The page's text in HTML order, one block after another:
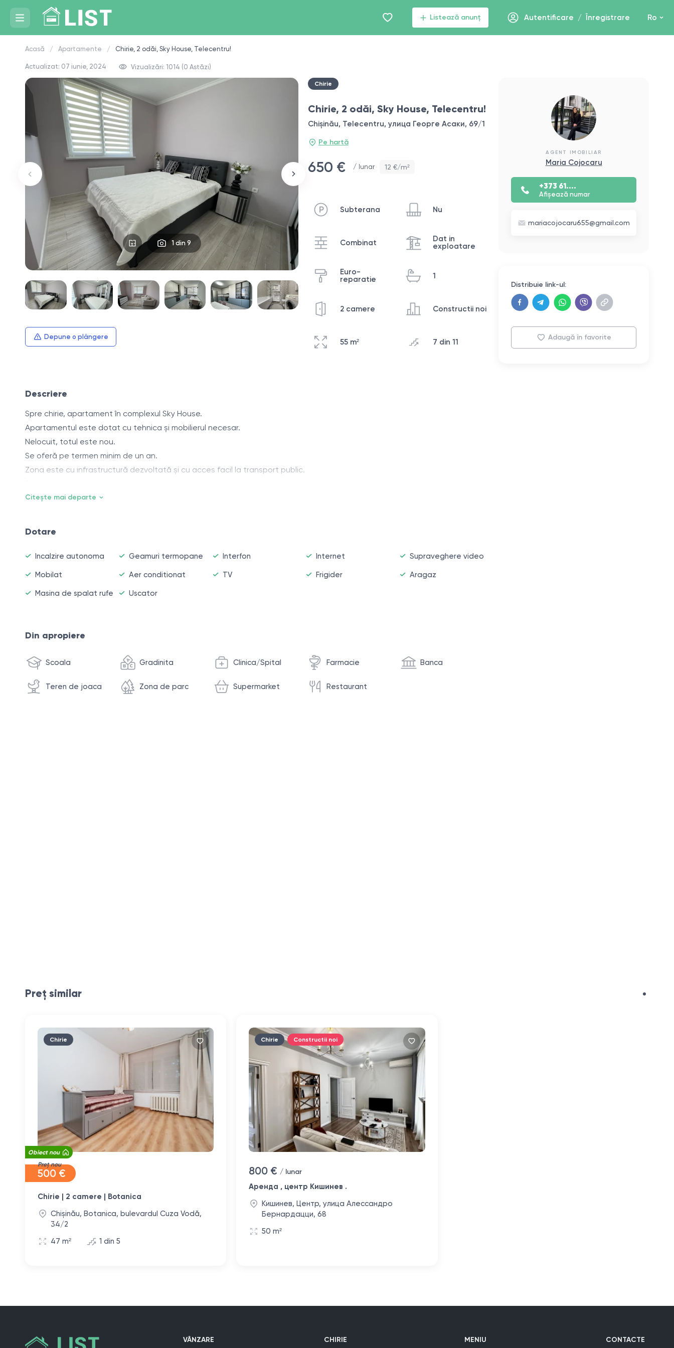
Listează anunț Autentificare / Înregistrare Ro
Acasă Apartamente Chirie, 2 odăi, Sky House, Telecentru!
Actualizat: 07 iunie, 2024 Vizualizări: 1014 (0 Astăzi)
1 din 9
Depune o plângere
Chirie
Chirie, 2 odăi, Sky House, Telecentru!
Chișinău, Telecentru, улица Георге Асаки, 69/1
Pe hartă
650 € / lunar 12 €/m²
Subterana Nu
Combinat
Dat in
exploatare
Euro-
reparatie
1
2 camere Constructii noi
55 m² 7 din 11
Descriere
Spre chirie, apartament în complexul Sky House.
Apartamentul este dotat cu tehnica și mobilierul necesar.
Nelocuit, totul este nou.
Se oferă pe termen minim de un an.
Zona este cu infrastructură dezvoltată și cu acces facil la transport public.
Pentru mai multe informații, apelați la numărul afișat.
Citește mai departe
Dotare
Incalzire autonoma Geamuri termopane Interfon Internet Supraveghere video
Mobilat Aer conditionat TV Frigider Aragaz
Masina de spalat rufe Uscator
Din apropiere
Scoala Gradinita Clinica/Spital Farmacie Banca
Teren de joaca Zona de parc Supermarket Restaurant
AGENT IMOBILIAR
Maria Cojocaru
+373 61....
Afișează numar
mariacojocaru655@gmail.com
Distribuie link-ul:
Adaugă în favorite
Preț similar
Chirie
Obiect nou
Preț nou
500 €
Chirie | 2 camere | Botanica
Chișinău, Botanica, bulevardul Cuza Vodă,
34/2
47 m²
1 din 5
Chirie Constructii noi
800 € / lunar
Аренда , центр Кишинев .
Кишинев, Центр, улица Алессандро
Бернардацци, 68
50 m²
VÂNZARE CHIRIE MENIU CONTACTE